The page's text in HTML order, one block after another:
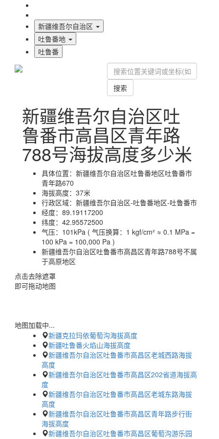
新疆维吾尔自治区
吐鲁番地
吐鲁番
搜索
新疆维吾尔自治区吐
鲁番市高昌区青年路
788号海拔高度多少米
具体位置： 新疆维吾尔自治区吐鲁番地区吐鲁番市
青年路670
海拔高度： 37米
行政区域： 新疆维吾尔自治区-吐鲁番地区-吐鲁番市
经度： 89.19117200
纬度： 42.95572500
气压： 101kPa ( 气压换算：1 kgf/cm² ≈ 0.1 MPa =
100 kPa = 100,000 Pa )
新疆维吾尔自治区吐鲁番市高昌区青年路788号不属
于高原地区
点击去除遮罩
即可拖动地图
地图加载中...
新疆克拉玛依葡萄沟海拔高度
新疆吐鲁番火焰山海拔高度
新疆维吾尔自治区吐鲁番市高昌区老城西路海拔
高度
新疆维吾尔自治区吐鲁番市高昌区202省道海拔高
度
新疆维吾尔自治区吐鲁番市高昌区老城东路海拔
高度
新疆维吾尔自治区吐鲁番市高昌区青年路步行街
海拔高度
新疆维吾尔自治区吐鲁番市高昌区葡萄沟游乐园